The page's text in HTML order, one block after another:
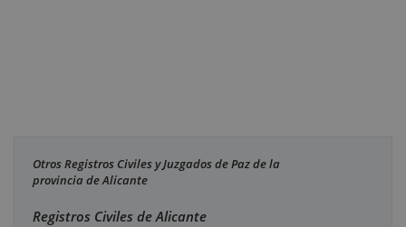
Otros Registros Civiles y Juzgados de Paz de la
provincia de Alicante
Registros Civiles de Alicante